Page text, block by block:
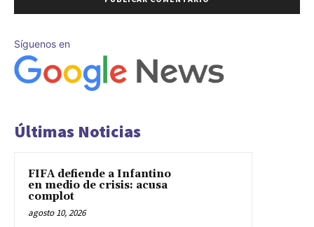
Síguenos en
Últimas Noticias
FIFA defiende a Infantino
en medio de crisis: acusa
complot
agosto 10, 2026